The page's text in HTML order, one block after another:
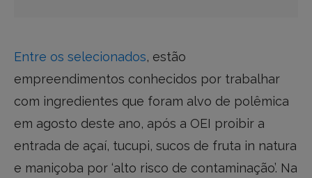
Entre os selecionados, estão
empreendimentos conhecidos por trabalhar
com ingredientes que foram alvo de polêmica
em agosto deste ano, após a OEI proibir a
entrada de açaí, tucupi, sucos de fruta in natura
e maniçoba por ‘alto risco de contaminação’. Na